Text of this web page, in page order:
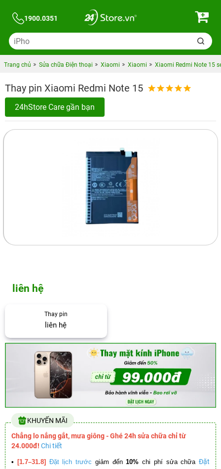
1900.0351
Trang chủ Sửa chữa Điện thoại Xiaomi Xiaomi Xiaomi Redmi Note 15
Thay pin Xiaomi Redmi Note 15
24hStore Care gần bạn
liên hệ
Thay pin
liên hệ
KHUYẾN MÃI
Chẳng lo nắng gắt, mưa giông - Ghé 24h sửa chữa chỉ từ
24.000đ! Chi tiết
• [1.7–31.8] Đặt lịch trước giảm đến10% chi phí sửa chữa Đặt